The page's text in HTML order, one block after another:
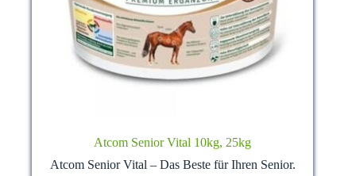
Atcom Senior Vital 10kg, 25kg
Atcom Senior Vital – Das Beste für Ihren Senior.